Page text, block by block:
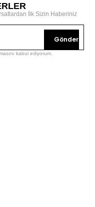
İlk Sizin Haberiniz
Gönder
kabul ediyorum.